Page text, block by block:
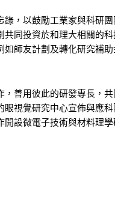
錄，以鼓勵工業家與科研
共同投資於和理大相關的
如師友計劃及轉化研究補
，善用彼此的研發專長，
眼視覺研究中心宣佈與應
設微電子技術與材料理